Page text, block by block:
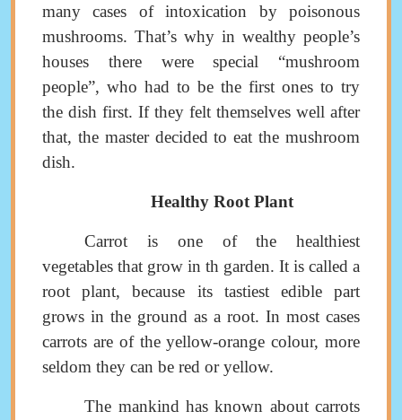
many cases of intoxication by poisonous
mushrooms. That’s why in wealthy people’s
houses there were special “mushroom
people”, who had to be the first ones to try
the dish first. If they felt themselves well after
that, the master decided to eat the mushroom
dish.
Healthy Root Plant
Carrot is one of the healthiest
vegetables that grow in th garden. It is called a
root plant, because its tastiest edible part
grows in the ground as a root. In most cases
carrots are of theyellow-orange colour, more
seldom they can be red or yellow.
The mankind has known about carrots